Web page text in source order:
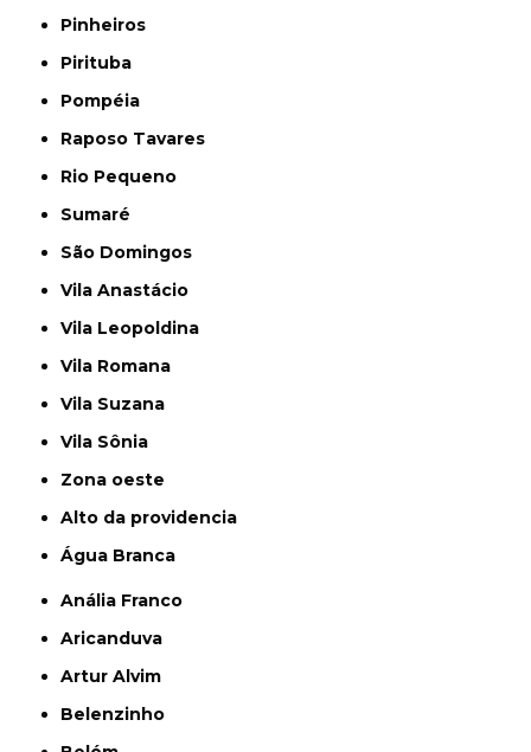
Pinheiros
Pirituba
Pompéia
Raposo Tavares
Rio Pequeno
Sumaré
São Domingos
Vila Anastácio
Vila Leopoldina
Vila Romana
Vila Suzana
Vila Sônia
Zona oeste
alto da providencia
Água Branca
Anália Franco
Aricanduva
Artur Alvim
Belenzinho